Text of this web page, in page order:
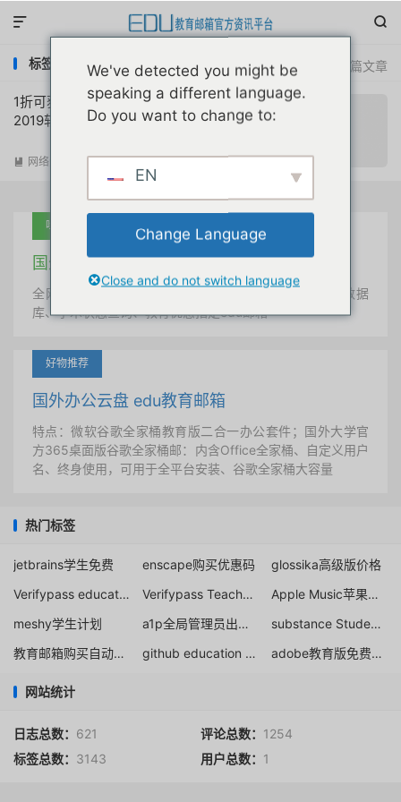


共 1 篇文章
标签：微软软件优惠
1折可获正版Windows 10/Office2016
2019软件优惠
 网络资源 阅读(3255)
吐血推荐
国外学术美国 edu教育邮箱
全网唯一首发、自定义用户名、终身使用、学术文献数据
库、学术状态查询、教育优惠指定edu邮箱
好物推荐
国外办公云盘 edu教育邮箱
特点：微软谷歌全家桶教育版二合一办公套件；国外大学官
方365桌面版谷歌全家桶邮：内含Office全家桶、自定义用户
名、终身使用，可用于全平台安装、谷歌全家桶大容量
热门标签
jetbrains学生免费 enscape购买优惠码
glossika高级版价格
Verifypass education
Verifypass Teacher Discount
Apple Music苹果音乐大学生优惠验证
meshy学生计划
a1p全局管理员出售价格
substance Student license
教育邮箱购买自动发卡
github education free domain adobe教育版免费申请
网站统计
日志总数： 621 评论总数： 1254
标签总数： 3143 用户总数： 1
We've detected you might be
speaking a different language.
Do you want to change to:
EN
Change Language
Close and do not switch language